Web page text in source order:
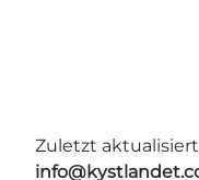
Zuletzt